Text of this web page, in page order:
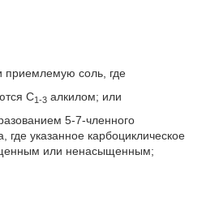
приемлемую соль, где
C1-3алкилом; или
5-7-членного
где указанное карбоциклическое
или ненасыщенным;